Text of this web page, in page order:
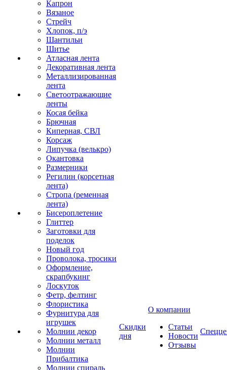
Капрон
Вязаное
Стрейч
Хлопок, п/э
Шантильи
Шитье
Атласная лента
Декоративная лента
Металлизированная
лента
Светоотражающие
ленты
Косая бейка
Брючная
Киперная, СВЛ
Корсаж
Липучка (велькро)
Окантовка
Размерники
Регилин (корсетная
лента)
Стропа (ременная
лента)
Бисероплетение
Глиттер
Заготовки для
поделок
Новый год
Проволока, тросики
Оформление,
скрапбукинг
Лоскуток
Фетр, фелтинг
Флористика
Фурнитура для
игрушек
Молнии декор
Молнии металл
Молнии
Прибалтика
Молнии спираль
Скидки
дня
О компании
Статьи
Новости
Отзывы